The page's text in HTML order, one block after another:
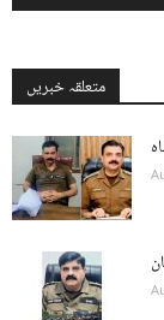
متعلقہ خبریں